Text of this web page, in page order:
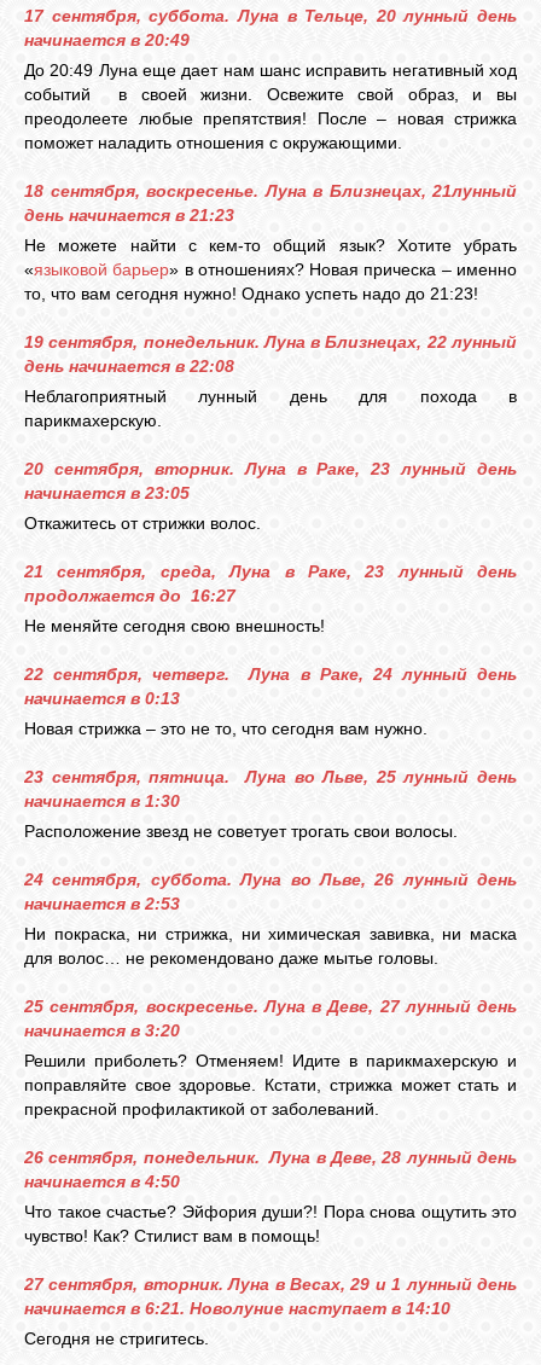
17 сентября, суббота. Луна в Тельце, 20 лунный день
начинается в 20:49
До 20:49 Луна еще дает нам шанс исправить негативный ход
событий в своей жизни. Освежите свой образ, и вы
преодолеете любые препятствия! После – новая стрижка
поможет наладить отношения с окружающими.
18 сентября, воскресенье. Луна в Близнецах, 21лунный
день начинается в 21:23
Не можете найти с кем-то общий язык? Хотите убрать
«языковой барьер» в отношениях? Новая прическа – именно
то, что вам сегодня нужно! Однако успеть надо до 21:23!
19 сентября, понедельник. Луна в Близнецах, 22 лунный
день начинается в 22:08
Неблагоприятный лунный день для похода в
парикмахерскую.
20 сентября, вторник. Луна в Раке, 23 лунный день
начинается в 23:05
Откажитесь от стрижки волос.
21 сентября, среда, Луна в Раке, 23 лунный день
продолжается до 16:27
Не меняйте сегодня свою внешность!
22 сентября, четверг. Луна в Раке, 24 лунный день
начинается в 0:13
Новая стрижка – это не то, что сегодня вам нужно.
23 сентября, пятница. Луна во Льве, 25 лунный день
начинается в 1:30
Расположение звезд не советует трогать свои волосы.
24 сентября, суббота. Луна во Льве, 26 лунный день
начинается в 2:53
Ни покраска, ни стрижка, ни химическая завивка, ни маска
для волос… не рекомендовано даже мытье головы.
25 сентября, воскресенье. Луна в Деве, 27 лунный день
начинается в 3:20
Решили приболеть? Отменяем! Идите в парикмахерскую и
поправляйте свое здоровье. Кстати, стрижка может стать и
прекрасной профилактикой от заболеваний.
26 сентября, понедельник. Луна в Деве, 28 лунный день
начинается в 4:50
Что такое счастье? Эйфория души?! Пора снова ощутить это
чувство! Как? Стилист вам в помощь!
27 сентября, вторник. Луна в Весах, 29 и 1 лунный день
начинается в 6:21. Новолуние наступает в 14:10
Сегодня не стригитесь.